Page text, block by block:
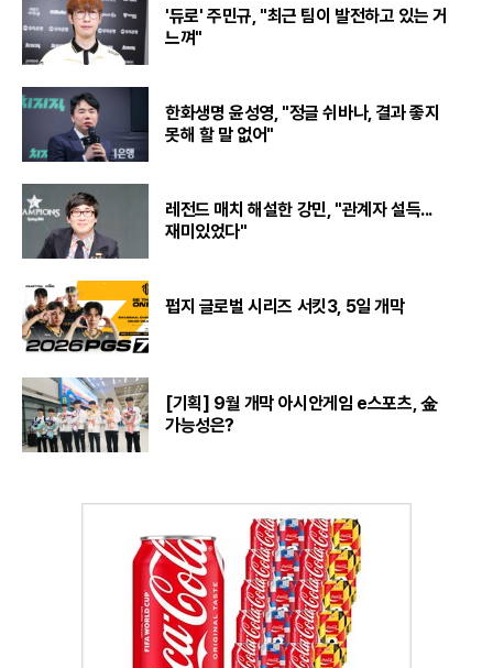
'듀로' 주민규, "최근 팀이 발전하고 있는 거
느껴"
한화생명 윤성영, "정글 쉬바나, 결과 좋지
못해 할 말 없어"
레전드 매치 해설한 강민, "관계자 설득...
재미있었다"
펍지 글로벌 시리즈 서킷3, 5일 개막
[기획] 9월 개막 아시안게임 e스포츠, 金
가능성은?